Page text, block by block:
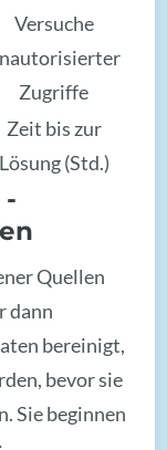
Versuche
Zugriffe
Zeit bis zur
Lösung (Std.)
Quellen
dann
bereinigt,
bevor sie
Sie beginnen